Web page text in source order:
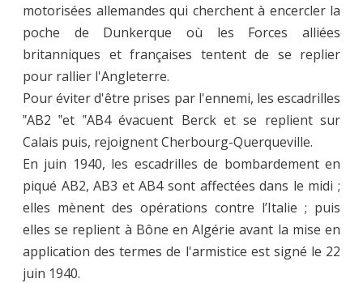
motorisées allemandes qui cherchent à encercler la
poche de Dunkerque où les Forces alliées
britanniques et françaises tentent de se replier
pour rallier l'Angleterre.
Pour éviter d'être prises par l'ennemi, les escadrilles
‟AB2 ‟et ‟AB4 évacuent Berck et se replient sur
Calais puis, rejoignent Cherbourg-Querqueville.
En juin 1940, les escadrilles de bombardement en
piqué AB2, AB3 et AB4 sont affectées dans le midi ;
elles mènent des opérations contre l’Italie ; puis
elles se replient à Bône en Algérie avant la mise en
application des termes de l'armistice est signé le 22
juin 1940.